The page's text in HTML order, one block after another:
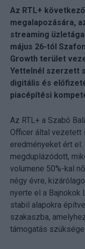
Az RTL+
megalapozására,
streaming
május 26-tól
Growth terület
Yettelnél szerzett
digitális és
piacépítési
Az RTL+ a Szabó
Officer által vezetett
eredményeket ért
megduplázódott,
volumene 50%-kal
négy évre,
nyerte el a
stabil alapokra
szakaszba,
támogatás